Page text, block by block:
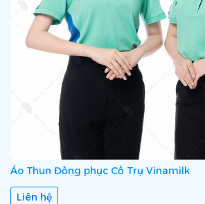
Áo Thun Đồng phục Cổ Trụ Vinamilk
Liên hệ